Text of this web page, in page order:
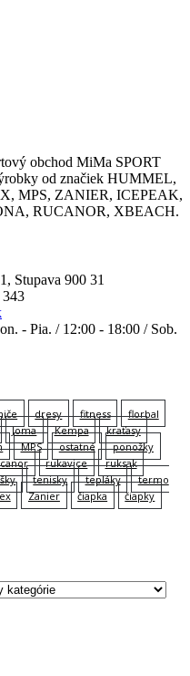
obchod MiMa SPORT
od značiek HUMMEL,
MPS, ZANIER, ICEPEAK,
RUCANOR, XBEACH.
Stupava 900 31
343
- Pia. / 12:00 - 18:00 / Sob.
dresy fitness
florbal
Joma Kempa
kraťasy
MPS ostatné
ponožky
rukavice
ruksak
tenisky tepláky
termo
Zanier čiapka
čiapky